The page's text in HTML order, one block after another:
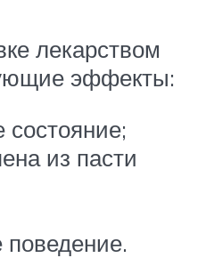
лекарством
эффекты:
состояние;
из пасти
поведение.